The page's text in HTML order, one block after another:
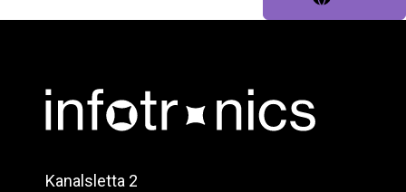
Kanalsletta 2